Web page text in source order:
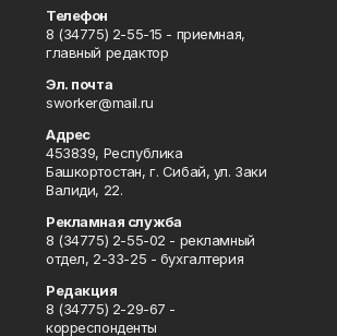
Телефон
8 (34775) 2-55-15 - приемная,
главный редактор
Эл. почта
sworker@mail.ru
Адрес
453839, Республика
Башкортостан, г. Сибай, ул. Заки
Валиди, 22.
Рекламная служба
8 (34775) 2-55-02 - рекламный
отдел, 2-33-25 - бухгалтерия
Редакция
8 (34775) 2-29-67 -
корреспонденты